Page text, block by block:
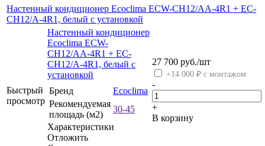
Настенный кондиционер Ecoclima ECW-CH12/AA-4R1 + EC-
CH12/A-4R1, белый с установкой
Быстрый
просмотр
Настенный кондиционер
Ecoclima ECW-
CH12/AA-4R1 + EC-
CH12/A-4R1, белый с
установкой
Бренд
Ecoclima
Рекомендуемая
площадь (м2)
30-45
Характеристики
Отложить
27 700 руб./шт
+14 000 ₽ с монтажом
-
+
В корзину